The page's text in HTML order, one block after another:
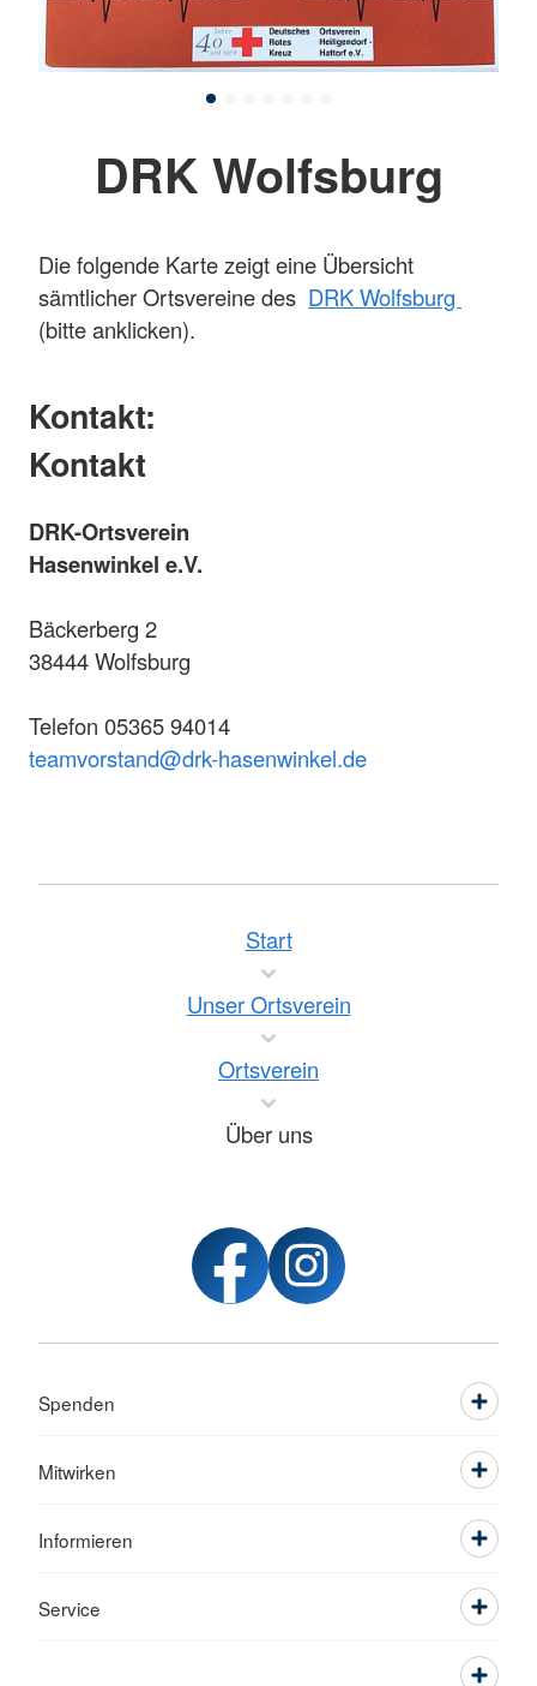
DRK Wolfsburg
Die folgende Karte zeigt eine Übersicht
sämtlicher Ortsvereine des DRK Wolfsburg
(bitte anklicken).
Kontakt:
Kontakt
DRK-Ortsverein
Hasenwinkel e.V.
Bäckerberg 2
38444 Wolfsburg
Telefon 05365 94014
teamvorstand@drk-hasenwinkel.de
Start
Unser Ortsverein
Ortsverein
Über uns
Spenden
Mitwirken
Informieren
Service